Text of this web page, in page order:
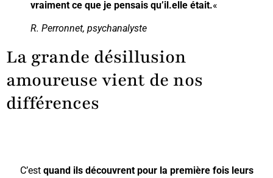
vraiment ce que je pensais qu’il.elle était.«
R. Perronnet, psychanalyste
La grande désillusion
amoureuse vient de nos
différences
C’est quand ils découvrent pour la première fois leurs